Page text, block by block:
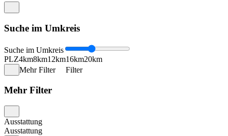
Suche im Umkreis
Suche im Umkreis
PLZ4km8km12km16km20km
Mehr Filter
Filter
Mehr Filter
Ausstattung
Ausstattung